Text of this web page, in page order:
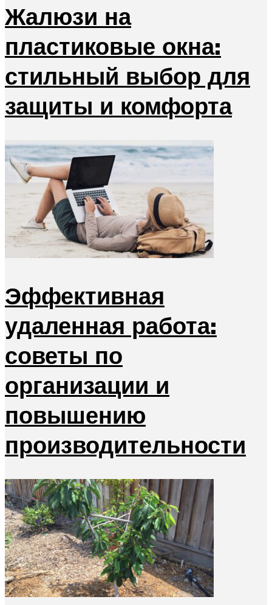
Жалюзи на
пластиковые окна:
стильный выбор для
защиты и комфорта
Эффективная
удаленная работа:
советы по
организации и
повышению
производительности